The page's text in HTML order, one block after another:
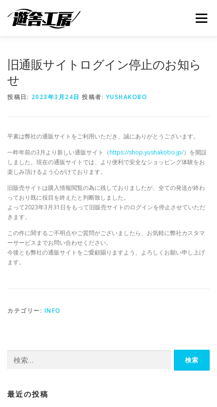
メニュー
旧通販サイトログイン停止のお知ら
せ
投稿日: 2023年3月24日 投稿者: YUSHAKOBO
平素は弊社の通販サイトをご利用いただき、誠にありがとうございます。
一昨年前の3月より新しい通販サイト（https://shop.yushakobo.jp/）を開設
しました。現在の通販サイトでは、より便利で安全なショッピング体験をお
楽しみ頂けるよう心がけております。
旧販売サイトは購入情報閲覧の為に残しておりましたが、全ての発送が終わ
っており既に役目を終えたと判断致しました。
よって2023年3月31日をもって旧販売サイトのログインを停止させていただ
きます。
この件に関するご不明点やご質問がございましたら、お気軽に弊社カスタマ
ーサービスまでお問い合わせください。
今後とも弊社の通販サイトをご愛顧賜りますよう、よろしくお願い申し上げ
ます。
カテゴリー: INFO
索:
最近の投稿